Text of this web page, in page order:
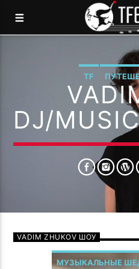
TF6
МЫ ГОВОРИМ НА
TF
DJ/
VADIM ZHUKOV ШОУ
МУЗЫКАЛЬНЫЕ